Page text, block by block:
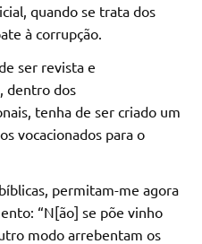
quando se trata dos
à corrupção.
ser revista e
dentro dos
tenha de ser criado um
vocacionados para o
permitam-me agora
“N[ão] se põe vinho
modo arrebentam os